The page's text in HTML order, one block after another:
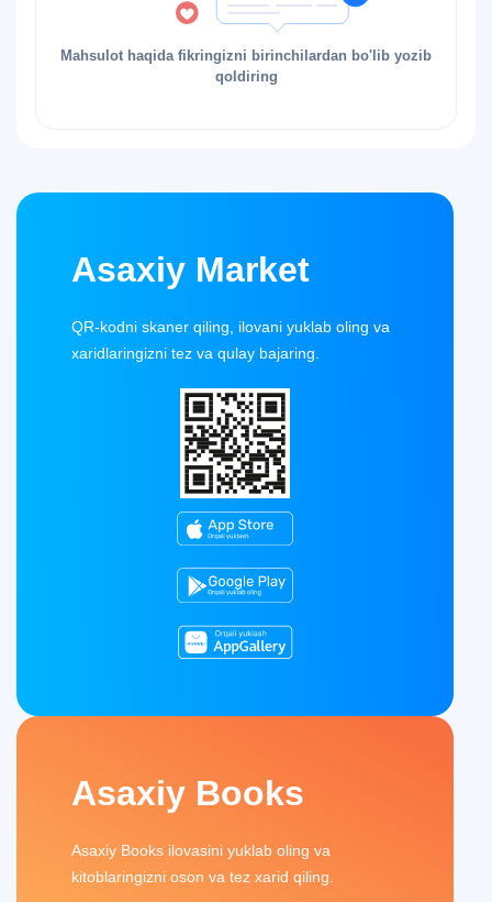
Mahsulot haqida fikringizni birinchilardan bo'lib yozib
qoldiring
Asaxiy Market
QR-kodni skaner qiling, ilovani yuklab oling va
xaridlaringizni tez va qulay bajaring.
Asaxiy Books
Asaxiy Books ilovasini yuklab oling va
kitoblaringizni oson va tez xarid qiling.